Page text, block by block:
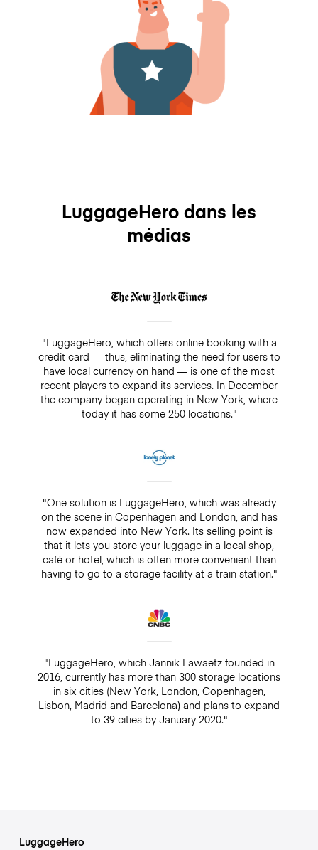
LuggageHero dans les
médias
"LuggageHero, which offers online booking with a
credit card — thus, eliminating the need for users to
have local currency on hand — is one of the most
recent players to expand its services. In December
the company began operating in New York, where
today it has some 250 locations."
"One solution is LuggageHero, which was already
on the scene in Copenhagen and London, and has
now expanded into New York. Its selling point is
that it lets you store your luggage in a local shop,
café or hotel, which is often more convenient than
having to go to a storage facility at a train station."
"LuggageHero, which Jannik Lawaetz founded in
2016, currently has more than 300 storage locations
in six cities (New York, London, Copenhagen,
Lisbon, Madrid and Barcelona) and plans to expand
to 39 cities by January 2020."
LuggageHero